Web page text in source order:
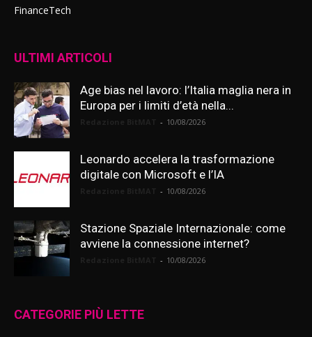
FinanceTech
ULTIMI ARTICOLI
Age bias nel lavoro: l’Italia maglia nera in
Europa per i limiti d’età nella...
- 10/08/2026
Leonardo accelera la trasformazione
digitale con Microsoft e l’IA
- 10/08/2026
Stazione Spaziale Internazionale: come
avviene la connessione internet?
- 10/08/2026
CATEGORIE PIÙ LETTE